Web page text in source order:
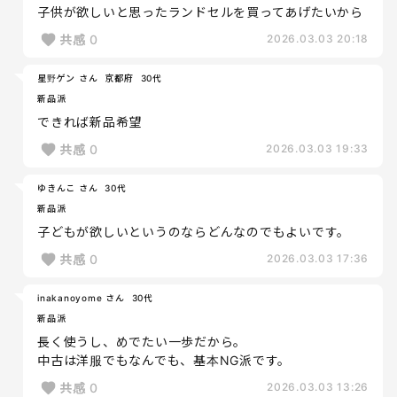
子供が欲しいと思ったランドセルを買ってあげたいから
共感 0 2026.03.03 20:18
星野ゲン さん 京都府
30代
新品派
できれば新品希望
共感 0 2026.03.03 19:33
ゆきんこ さん
30代
新品派
子どもが欲しいというのならどんなのでもよいです。
共感 0 2026.03.03 17:36
inakanoyome さん
30代
新品派
長く使うし、めでたい一歩だから。
中古は洋服でもなんでも、基本NG派です。
共感 0 2026.03.03 13:26